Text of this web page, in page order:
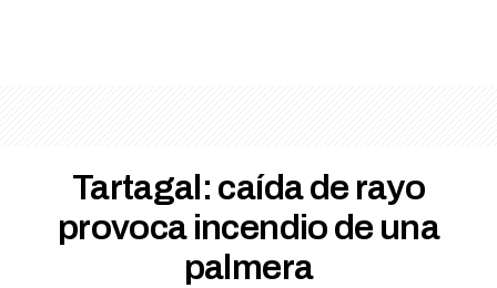
Tartagal: caída de rayo
provoca incendio de una
palmera